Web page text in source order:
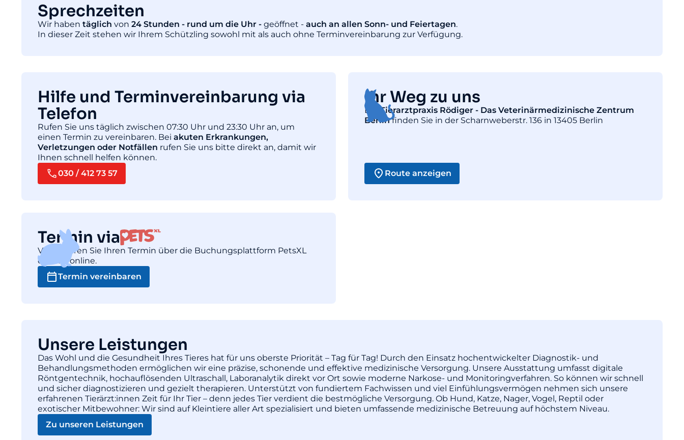
Sprechzeiten
Wir haben täglich von 24 Stunden - rund um die Uhr - geöffnet - auch an allen Sonn- und Feiertagen.
In dieser Zeit stehen wir Ihrem Schützling sowohl mit als auch ohne Terminvereinbarung zur Verfügung.
Hilfe und Terminvereinbarung via
Telefon
Rufen Sie uns täglich zwischen 07:30 Uhr und 23:30 Uhr an, um
einen Termin zu vereinbaren. Bei akuten Erkrankungen,
Verletzungen oder Notfällen rufen Sie uns bitte direkt an, damit wir
Ihnen schnell helfen können.
030 / 412 73 57
Ihr Weg zu uns
Die
Tierarztpraxis Rödiger - Das Veterinärmedizinische Zentrum
Berlinfinden Sie in der Scharnweberstr. 136 in 13405 Berlin
Route anzeigen
Termin via
Vereinbaren Sie Ihren Termin über die Buchungsplattform PetsXL
einfach online.
Termin vereinbaren
Unsere Leistungen
Das Wohl und die Gesundheit Ihres Tieres hat für uns oberste Priorität – Tag für Tag! Durch den Einsatz hochentwickelter Diagnostik- und
Behandlungsmethoden ermöglichen wir eine präzise, schonende und effektive medizinische Versorgung. Unsere Ausstattung umfasst digitale
Röntgentechnik, hochauflösenden Ultraschall, Laboranalytik direkt vor Ort sowie moderne Narkose- und Monitoringverfahren. So können wir schnell
und sicher diagnostizieren und gezielt therapieren. Unterstützt von fundiertem Fachwissen und viel Einfühlungsvermögen nehmen sich unsere
erfahrenen Tierärzt:innen Zeit für Ihr Tier – denn jedes Tier verdient die bestmögliche Versorgung. Ob Hund, Katze, Nager, Vogel, Reptil oder
exotischer Mitbewohner: Wir sind auf Kleintiere aller Art spezialisiert und bieten umfassende medizinische Betreuung auf höchstem Niveau.
Zu unseren Leistungen